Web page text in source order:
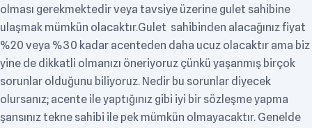
olması gerekmektedir veya tavsiye üzerine gulet sahibine
ulaşmak mümkün olacaktır.Gulet sahibinden alacağınız fiyat
%20 veya %30 kadar acenteden daha ucuz olacaktır ama biz
yine de dikkatli olmanızı öneriyoruz çünkü yaşanmış birçok
sorunlar olduğunu biliyoruz. Nedir bu sorunlar diyecek
olursanız; acente ile yaptığınız gibi iyi bir sözleşme yapma
şansınız tekne sahibi ile pek mümkün olmayacaktır. Genelde